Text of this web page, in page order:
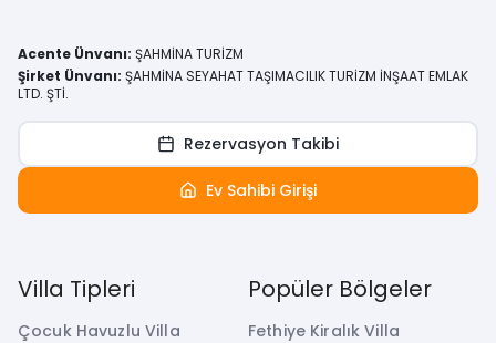
Villa Tipleri
Çocuk Havuzlu Villa
Popüler Bölgeler
Fethiye Kiralık Villa
Acente Ünvanı: ŞAHMİNA TURİZM
Şirket Ünvanı: ŞAHMİNA SEYAHAT TAŞIMACILIK TURİZM İNŞAAT EMLAK
LTD. ŞTİ.
Rezervasyon Takibi
Ev Sahibi Girişi